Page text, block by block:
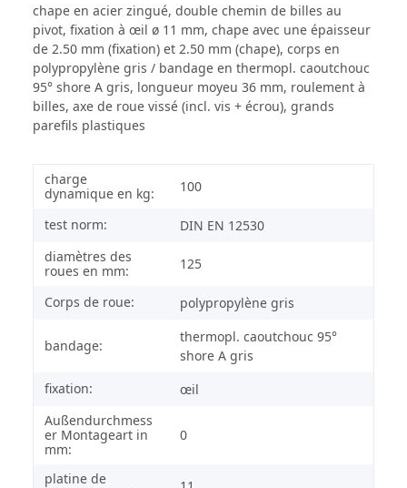
chape en acier zingué, double chemin de billes au
pivot, fixation à œil ø 11 mm, chape avec une épaisseur
de 2.50 mm (fixation) et 2.50 mm (chape), corps en
polypropylène gris / bandage en thermopl. caoutchouc
95° shore A gris, longueur moyeu 36 mm, roulement à
billes, axe de roue vissé (incl. vis + écrou), grands
parefils plastiques
charge
dynamique en kg:
100
test norm:
DIN EN 12530
diamètres des
roues en mm:
125
Corps de roue: polypropylène gris
bandage:
thermopl. caoutchouc 95°
shore A gris
fixation:
œil
Außendurchmess
er Montageart in
mm:
0
platine de